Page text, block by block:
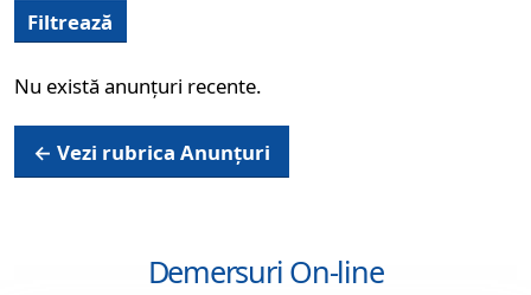
Filtrează
Nu există anunțuri recente.
← Vezi rubrica Anunțuri
Demersuri On-line